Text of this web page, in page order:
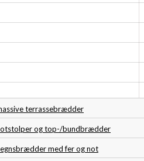
terrassebrædder
og top-/bundbrædder
med fer og not